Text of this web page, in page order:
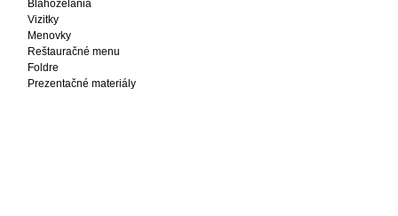
Blahoželania
Vizitky
Menovky
Reštauračné menu
Foldre
Prezentačné materiály